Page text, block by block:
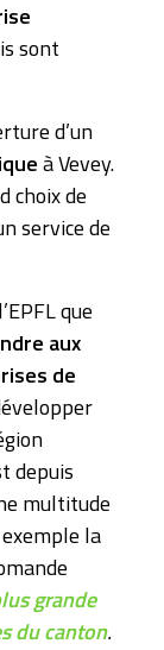
sont
d’un
à Vevey.
choix de
service de
que
aux
de
depuis
multitude
la
grande
du canton.